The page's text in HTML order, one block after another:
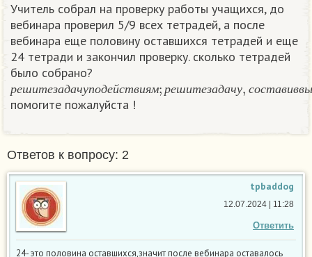
Учитель собрал на проверку работы учащихся, до
вебинара проверил 5/9 всех тетрадей, а после
вебинара еще половину оставшихся тетрадей и еще
24 тетради и закончил проверку. сколько тетрадей
было собрано?
р е ш и т е з а д а ч у п о д е й с т в иям ре ш итеза да ч у с о с т а в и в в ы
реши тезадачу од ей ад
помогите пожалуйста !
Ответов к вопросу: 2
tpbaddog
Ответить
12.07.2024 | 11:28
24- это половина оставшихся,значит после вебинара оставалось